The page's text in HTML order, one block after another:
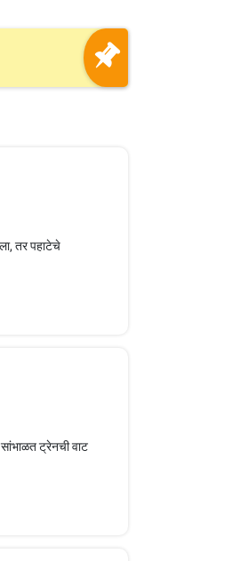
तर पहाटेचे
सांभाळत ट्रेनची वाट